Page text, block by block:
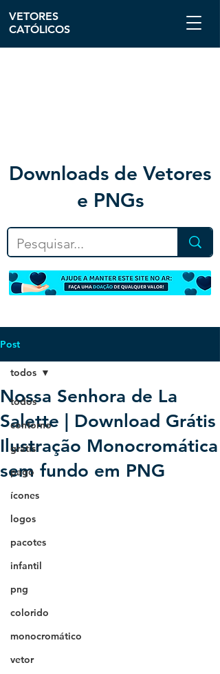
Downloads de Vetores
e PNGs
VETORES
CATÓLICOS
Post
todos
contorno
grátis
pago
ícones
logos
pacotes
infantil
png
colorido
monocromático
vetor
todos
Nossa Senhora de La
Salette | Download Grátis
Ilustração Monocromática
sem fundo em PNG